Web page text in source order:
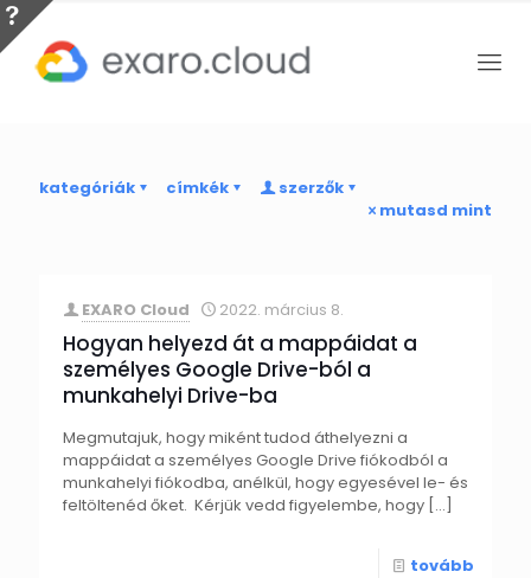
kategóriák címkék
szerzők
mutasd mint
EXARO Cloud 2022. március 8.
Hogyan helyezd át a mappáidat a
személyes Google Drive-ból a
munkahelyi Drive-ba
Megmutajuk, hogy miként tudod áthelyezni a
mappáidat a személyes Google Drive fiókodból a
munkahelyi fiókodba, anélkül, hogy egyesével le- és
feltöltenéd őket. Kérjük vedd figyelembe, hogy […]
tovább